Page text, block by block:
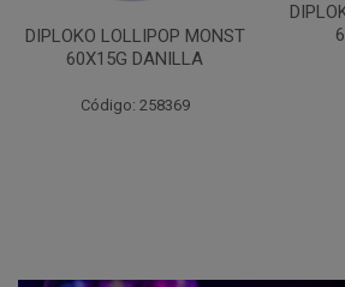
DIPLOKO LOLLIPOP MONST
60X15G DANILLA
Código: 258369